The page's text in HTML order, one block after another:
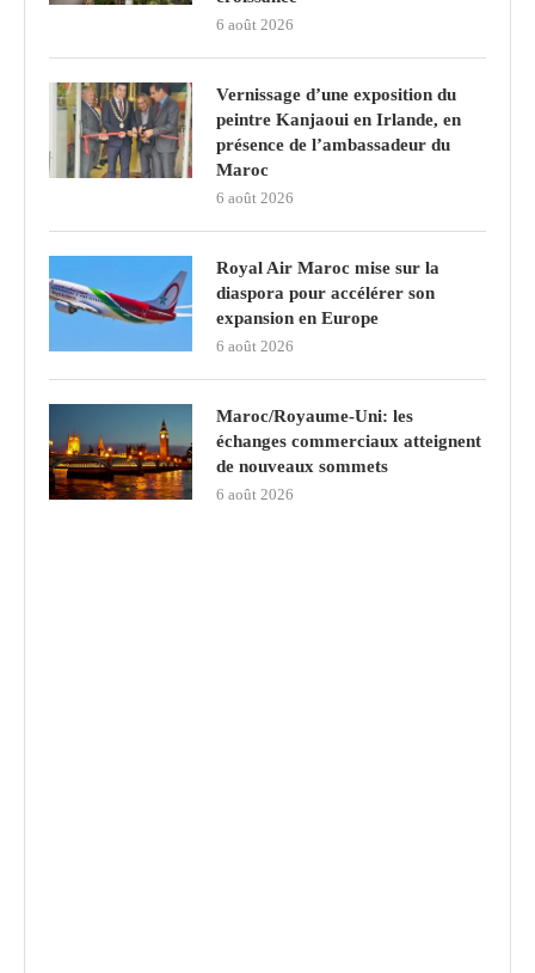
6 août 2026
Vernissage d’une exposition du
peintre Kanjaoui en Irlande, en
présence de l’ambassadeur du
Maroc
6 août 2026
Royal Air Maroc mise sur la
diaspora pour accélérer son
expansion en Europe
6 août 2026
Maroc/Royaume-Uni: les
échanges commerciaux atteignent
de nouveaux sommets
6 août 2026